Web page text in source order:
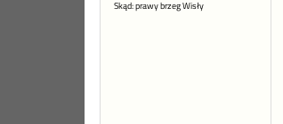
Skąd: prawy brzeg Wisły